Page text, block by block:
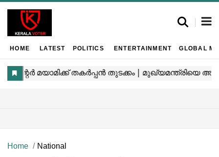
HOME LATEST POLITICS ENTERTAINMENT GLOBAL
Home National